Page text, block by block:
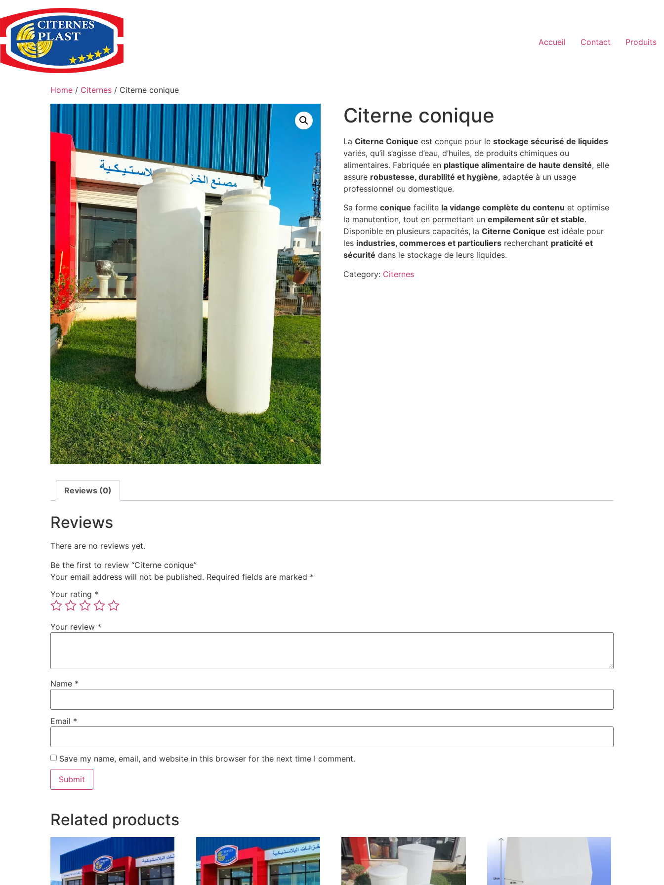
to
content
Accueil
Contact Produits
Home / Citernes / Citerne conique
Citerne conique
La Citerne Conique est conçue pour le stockage sécurisé de liquides
variés, qu’il s’agisse d’eau, d’huiles, de produits chimiques ou
alimentaires. Fabriquée en plastique alimentaire de haute densité, elle
assure robustesse, durabilité et hygiène, adaptée à un usage
professionnel ou domestique.
Sa forme conique facilite la vidange complète du contenu et optimise
la manutention, tout en permettant un empilement sûr et stable.
Disponible en plusieurs capacités, la Citerne Conique est idéale pour
les industries, commerces et particuliersrecherchant praticité et
sécurité dans le stockage de leurs liquides.
Category: Citernes
Reviews (0)
Reviews
There are no reviews yet.
Be the first to review “Citerne conique”
Your email address will not be published. Required fields are marked *
Your rating *
Your review *
Name *
Email *
Save my name, email, and website in this browser for the next time I comment.
Related products